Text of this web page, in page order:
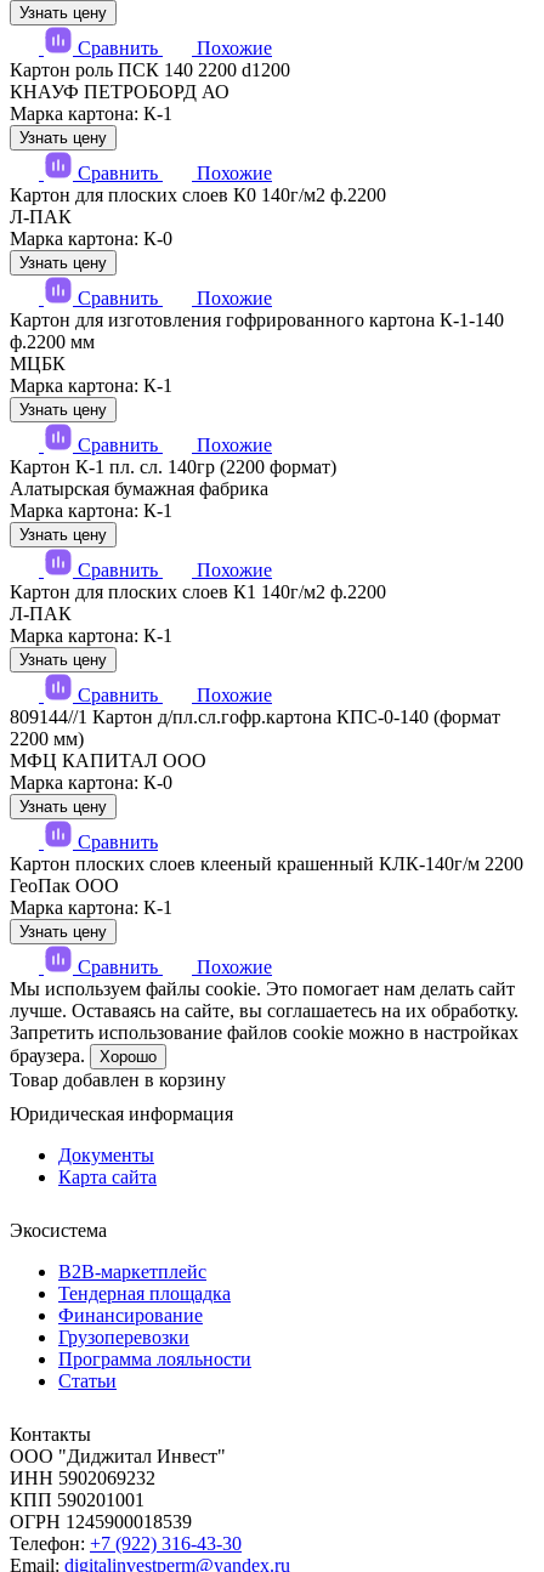
Узнать цену
Сравнить
Похожие
Картон роль ПСК 140 2200 d1200
КНАУФ ПЕТРОБОРД АО
Марка картона: К-1
Узнать цену
Сравнить
Похожие
Картон для плоских слоев К0 140г/м2 ф.2200
Л-ПАК
Марка картона: К-0
Узнать цену
Сравнить
Похожие
Картон для изготовления гофрированного картона К-1-140
ф.2200 мм
МЦБК
Марка картона: К-1
Узнать цену
Сравнить
Похожие
Картон К-1 пл. сл. 140гр (2200 формат)
Алатырская бумажная фабрика
Марка картона: К-1
Узнать цену
Сравнить
Похожие
Картон для плоских слоев К1 140г/м2 ф.2200
Л-ПАК
Марка картона: К-1
Узнать цену
Сравнить
Похожие
809144//1 Картон д/пл.сл.гофр.картона КПС-0-140 (формат
2200 мм)
МФЦ КАПИТАЛ ООО
Марка картона: К-0
Узнать цену
Сравнить
Картон плоских слоев клееный крашенный КЛК-140г/м 2200
ГеоПак ООО
Марка картона: К-1
Узнать цену
Сравнить
Похожие
Мы используем файлы cookie. Это помогает нам делать сайт
лучше. Оставаясь на сайте, вы соглашаетесь на их обработку.
Запретить использование файлов cookie можно в настройках
браузера.
Хорошо
Товар добавлен в корзину
Юридическая информация
Документы
Карта сайта
Экосистема
B2B‑маркетплейс
Тендерная площадка
Финансирование
Грузоперевозки
Программа лояльности
Статьи
Контакты
ООО "Диджитал Инвест"
ИНН 5902069232
КПП 590201001
ОГРН 1245900018539
Телефон: +7 (922) 316-43-30
Email: digitalinvestperm@yandex.ru